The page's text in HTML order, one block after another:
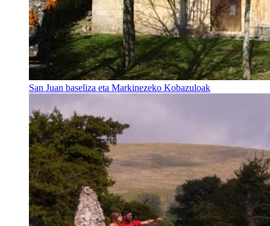
San Juan baseliza eta Markinezeko Kobazuloak